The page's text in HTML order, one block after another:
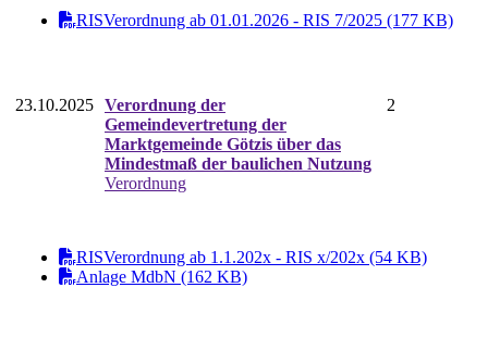
RISVerordnung ab 01.01.2026 - RIS 7/2025 (177 KB)
23.10.2025 Verordnung der
Gemeindevertretung der
Marktgemeinde Götzis über das
Mindestmaß der baulichen Nutzung
Verordnung
2
RISVerordnung ab 1.1.202x - RIS x/202x (54 KB)
Anlage MdbN (162 KB)